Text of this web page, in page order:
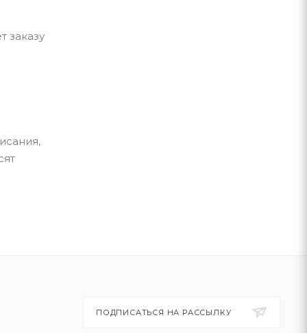
заказу
ПОДПИСАТЬСЯ НА РАССЫЛКУ